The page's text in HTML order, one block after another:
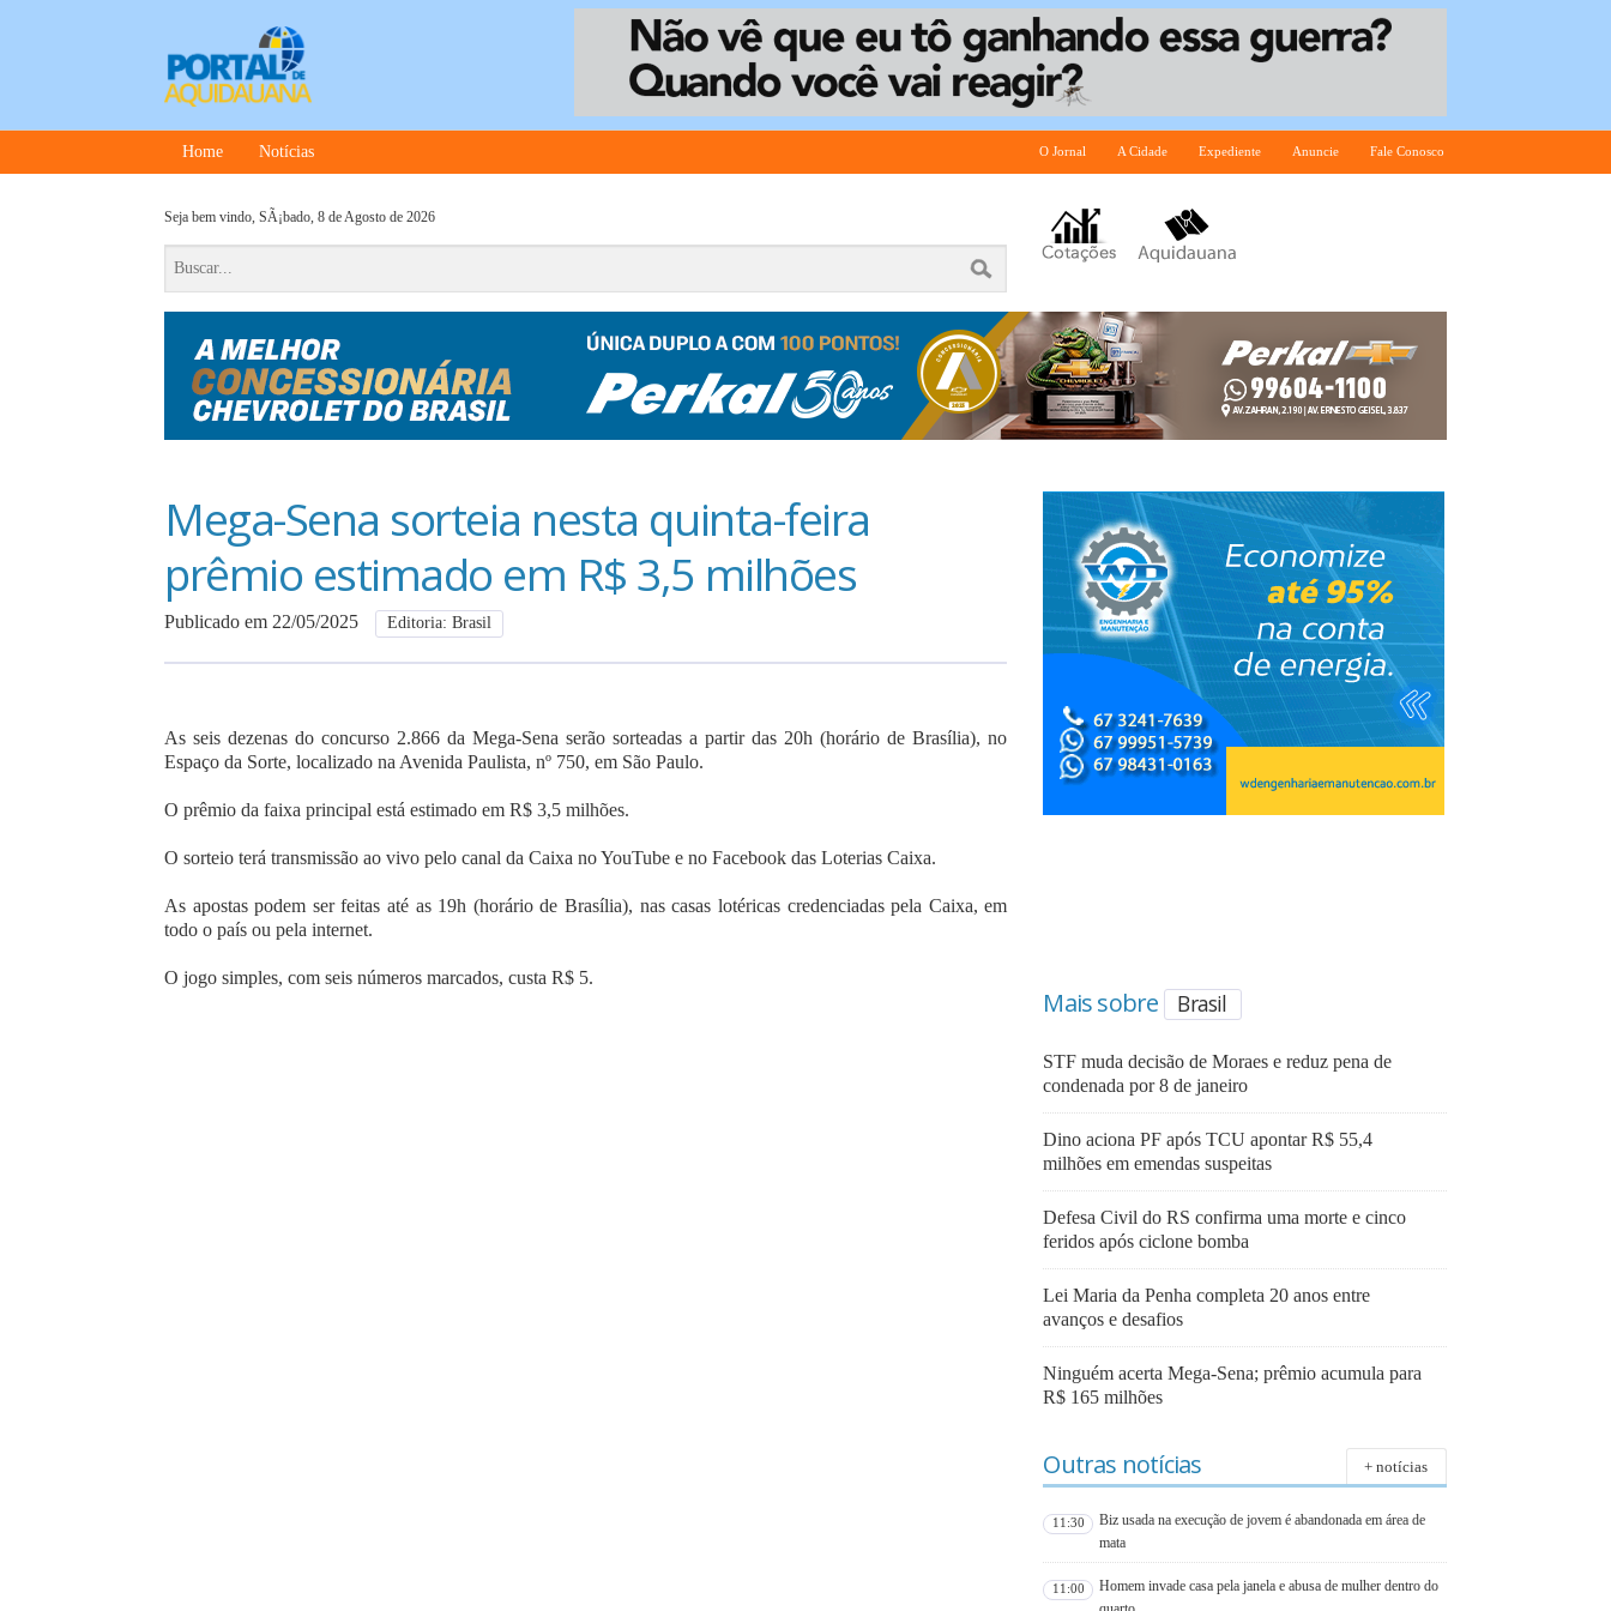
Home Notícias O Jornal A Cidade Expediente Anuncie Fale Conosco
Seja bem vindo, SÃ¡bado, 8 de Agosto de 2026
Mega-Sena sorteia nesta quinta-feira
prêmio estimado em R$ 3,5 milhões
Publicado em 22/05/2025 Editoria: Brasil
As seis dezenas do concurso 2.866 da Mega-Sena serão sorteadas a partir das 20h (horário de Brasília), no
Espaço da Sorte, localizado na Avenida Paulista, nº 750, em São Paulo.
O prêmio da faixa principal está estimado em R$ 3,5 milhões.
O sorteio terá transmissão ao vivo pelo canal da Caixa no YouTube e no Facebook das Loterias Caixa.
As apostas podem ser feitas até as 19h (horário de Brasília), nas casas lotéricas credenciadas pela Caixa, em
todo o país ou pela internet.
O jogo simples, com seis números marcados, custa R$ 5.
Mais sobre Brasil
STF muda decisão de Moraes e reduz pena de
condenada por 8 de janeiro
Dino aciona PF após TCU apontar R$ 55,4
milhões em emendas suspeitas
Defesa Civil do RS confirma uma morte e cinco
feridos após ciclone bomba
Lei Maria da Penha completa 20 anos entre
avanços e desafios
Ninguém acerta Mega-Sena; prêmio acumula para
R$ 165 milhões
Outras notícias + notícias
11:30
Biz usada na execução de jovem é abandonada em área de
mata
11:00
Homem invade casa pela janela e abusa de mulher dentro do